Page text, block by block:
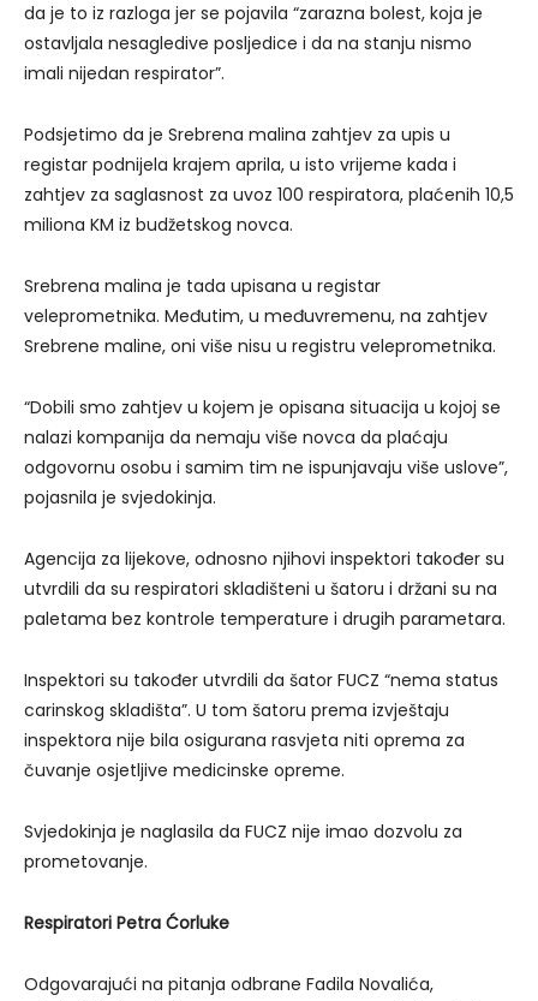
da je to iz razloga jer se pojavila “zarazna bolest, koja je
ostavljala nesagledive posljedice i da na stanju nismo
imali nijedan respirator”.
Podsjetimo da je Srebrena malina zahtjev za upis u
registar podnijela krajem aprila, u isto vrijeme kada i
zahtjev za saglasnost za uvoz 100 respiratora, plaćenih 10,5
miliona KM iz budžetskog novca.
Srebrena malina je tada upisana u registar
veleprometnika. Međutim, u međuvremenu, na zahtjev
Srebrene maline, oni više nisu u registru veleprometnika.
“Dobili smo zahtjev u kojem je opisana situacija u kojoj se
nalazi kompanija da nemaju više novca da plaćaju
odgovornu osobu i samim tim ne ispunjavaju više uslove”,
pojasnila je svjedokinja.
Agencija za lijekove, odnosno njihovi inspektori također su
utvrdili da su respiratori skladišteni u šatoru i držani su na
paletama bez kontrole temperature i drugih parametara.
Inspektori su također utvrdili da šator FUCZ “nema status
carinskog skladišta”. U tom šatoru prema izvještaju
inspektora nije bila osigurana rasvjeta niti oprema za
čuvanje osjetljive medicinske opreme.
Svjedokinja je naglasila da FUCZ nije imao dozvolu za
prometovanje.
Respiratori Petra Ćorluke
Odgovarajući na pitanja odbrane Fadila Novalića,